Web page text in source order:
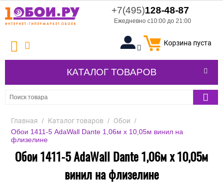
+7(495)128-48-87
Ежедневно с10:00 до 21:00
Корзина пуста
КАТАЛОГ ТОВАРОВ
Главная / Каталог товаров / Обои /
Обои 1411-5 AdaWall Dante 1,06м х 10,05м винил на
флизелине
Обои 1411-5 AdaWall Dante 1,06м х 10,05м
винил на флизелине